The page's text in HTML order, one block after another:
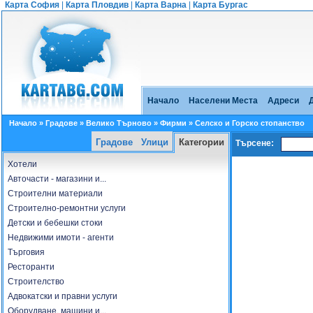
Карта София Карта Пловдив Карта Варна Карта Бургас
Начало Населени Места Адреси
Начало» Градове» Велико Търново» Фирми » Селско и Горско стопанство
Градове Улици Категории
Хотели
Авточасти - магазини и...
Строителни материали
Строително-ремонтни услуги
Детски и бебешки стоки
Недвижими имоти - агенти
Търговия
Ресторанти
Строителство
Адвокатски и правни услуги
Търсене: